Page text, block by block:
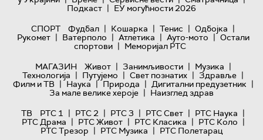
Подкаст | ЕУ могућности 2026
СПОРТ
Фудбал | Кошарка | Тенис | Одбојка |
Рукомет | Ватерполо | Атлетика | Ауто-мото | Остали
спортови | Меморијал РТС
МАГАЗИН
Живот | Занимљивости | Музика |
Технологијa | Путујемо | Свет познатих | Здравље |
Филм и ТВ | Наука | Природа | Дигитални предузетник |
За мале велике хероје | Наизглед здрав
ТВ
РТС 1 | РТС 2 | РТС 3 | РТС Свет | РТС Наука |
РТС Драма | РТС Живот | РТС Класика | РТС Коло |
РТС Трезор | РТС Музика | РТС Полетарац